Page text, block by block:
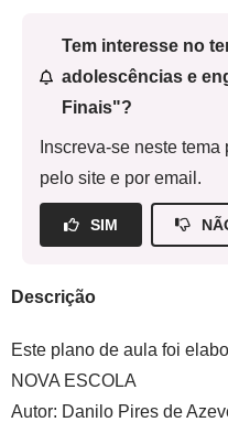
Tem interesse no
adolescências e
Finais"?
Inscreva-se neste
pelo site e por email.
SIM
Descrição
Este plano de aula foi
NOVA ESCOLA
Autor: Danilo Pires de